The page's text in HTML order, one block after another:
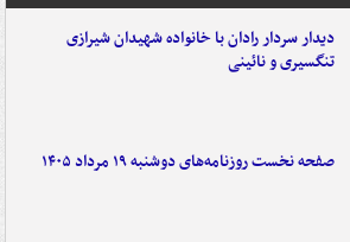
دیدار سردار رادان با خانواده‌ شهیدان شیرازی
تنگسیری و نائینی
صفحه نخست روزنامه‌های دوشنبه ۱۹ مرداد ۱۴۰۵